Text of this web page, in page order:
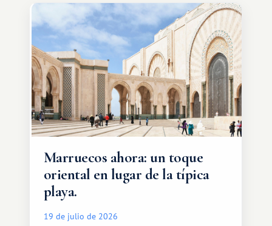
Marruecos ahora: un toque
oriental en lugar de la típica
playa.
19 de julio de 2026